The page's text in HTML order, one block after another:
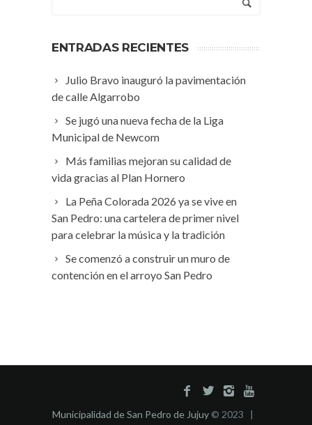
ENTRADAS RECIENTES
Julio Bravo inauguró la pavimentación
de calle Algarrobo
Se jugó una nueva fecha de la Liga
Municipal de Newcom
Más familias mejoran su calidad de
vida gracias al Plan Hornero
La Peña Colorada 2026 ya se vive en
San Pedro: una cartelera de primer nivel
para celebrar la música y la tradición
Se comenzó a construir un muro de
contención en el arroyo San Pedro
Municipalidad de San Pedro de Jujuy © 2023 |